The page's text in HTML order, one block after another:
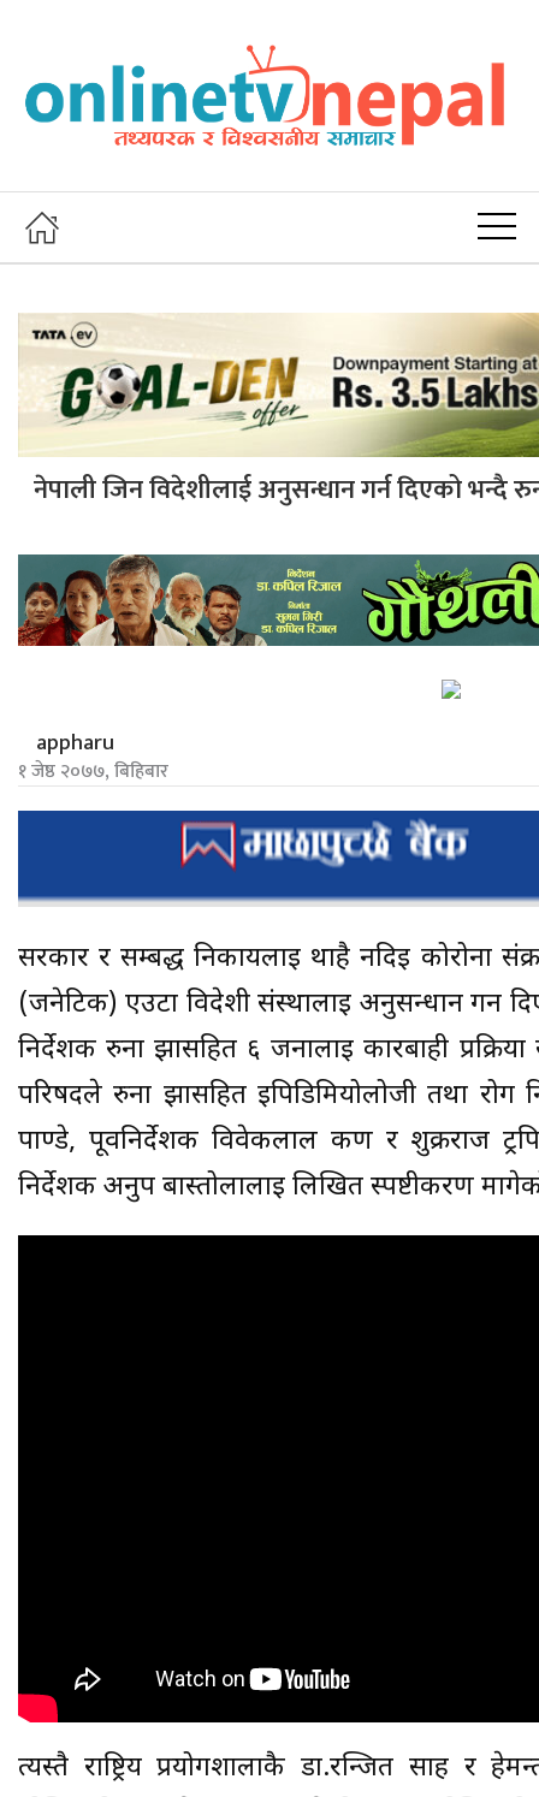
नेपाली जिन विदेशीलाई अनुसन्धान गर्न दिएको भन्दै
appharu
१ जेष्ठ २०७७, बिहिबार
सरकार र सम्बद्ध निकायलाई थाहै नदिई कोरोना
(जनेटिक) एउटा विदेशी संस्थालाई अनुसन्धान गर्न
निर्देशक रुना झासहित ६ जनालाई कारबाही
परिषदले रुना झासहित इपिडिमियोलोजी तथा रोग
पाण्डे, पूर्वनिर्देशक विवेकलाल कर्ण र शुक्रराज
निर्देशक अनुप बास्तोलालाई लिखित स्पष्टीकरण
त्यस्तै राष्ट्रिय प्रयोगशालाकै डा.रन्जित साह र